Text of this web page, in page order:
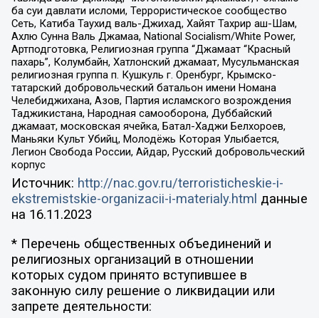
ба суи давлати исломи, Террористическое сообщество
Сеть, Катиба Таухид валь-Джихад, Хайят Тахрир аш-Шам,
Ахлю Сунна Валь Джамаа, National Socialism/White Power,
Артподготовка, Религиозная группа “Джамаат “Красный
пахарь”, Колумбайн, Хатлонский джамаат, Мусульманская
религиозная группа п. Кушкуль г. Оренбург, Крымско-
татарский добровольческий батальон имени Номана
Челебиджихана, Азов, Партия исламского возрождения
Таджикистана, Народная самооборона, Дуббайский
джамаат, московская ячейка, Батал-Хаджи Белхороев,
Маньяки Культ Убийц, Молодёжь Которая Улыбается,
Легион Свобода России, Айдар, Русский добровольческий
корпус
Источник: http://nac.gov.ru/terroristicheskie-i-
ekstremistskie-organizacii-i-materialy.html данные
на 16.11.2023
* Перечень общественных объединений и
религиозных организаций в отношении
которых судом принято вступившее в
законную силу решение о ликвидации или
запрете деятельности: